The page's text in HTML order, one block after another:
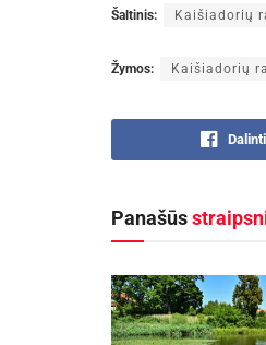
Šaltinis: Kaišiadorių
Žymos: Kaišiadorių
Panašūs